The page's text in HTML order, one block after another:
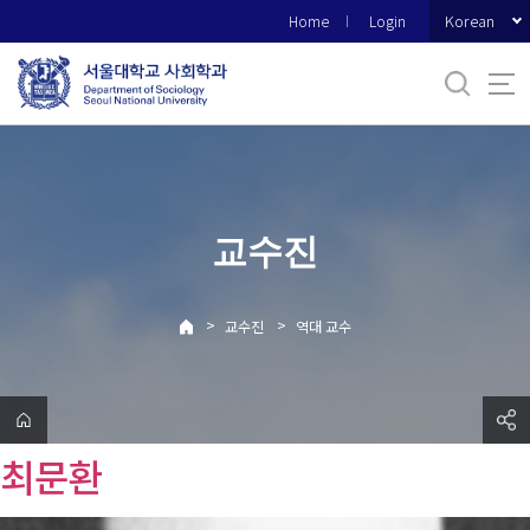
로
메
Home Login Korean
교수진
> 교수진 > 역대 교수
최문환